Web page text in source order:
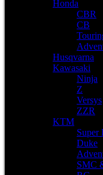
Honda
CBR
CB
Husqvarna
Kawasaki
Ninja
Z
Versys
ZZR
KTM
Super
Duke
SMC